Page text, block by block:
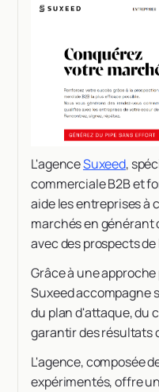
L'agenceSuxeed,
commerciale B2B et
aide les entreprises à
marchés en générant
avec des prospects
Grâce à une
Suxeed accompagne
du plan d'attaque, du
garantir des résultats
L'agence, composée
expérimentés, offre